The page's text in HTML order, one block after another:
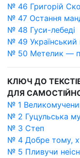
№ 46 Григорій
№ 47 Остання
№ 48 Гуси-лебеді
№ 49 Український
№ 50 Метелик —
КЛЮЧ ДО
ДЛЯ
№ 1
№ 2 Гуцульська
№ 3 Степ
№ 4 Добре тому,
№ 5 Пливучи